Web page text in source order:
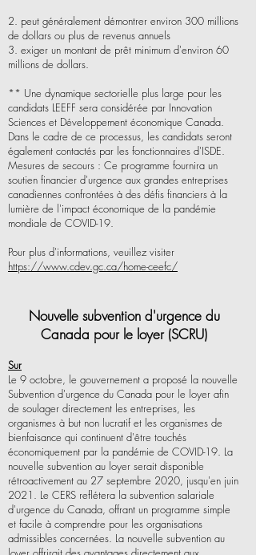
2. peut généralement démontrer environ 300 millions
de dollars ou plus de revenus annuels
3. exiger un montant de prêt minimum d'environ 60
millions de dollars.
** Une dynamique sectorielle plus large pour les
candidats LEEFF sera considérée par Innovation
Sciences et Développement économique Canada.
Dans le cadre de ce processus, les candidats seront
également contactés par les fonctionnaires d'ISDE.
Mesures de secours : Ce programme fournira un
soutien financier d'urgence aux grandes entreprises
canadiennes confrontées à des défis financiers à la
lumière de l'impact économique de la pandémie
mondiale de COVID-19.
Pour plus d'informations, veuillez visiter
https://www.cdev.gc.ca/home-ceefc/
Nouvelle subvention d'urgence du
Canada pour le loyer (SCRU)
Sur
Le 9 octobre, le gouvernement a proposé la nouvelle
Subvention d'urgence du Canada pour le loyer afin
de soulager directement les entreprises, les
organismes à but non lucratif et les organismes de
bienfaisance qui continuent d'être touchés
économiquement par la pandémie de COVID-19. La
nouvelle subvention au loyer serait disponible
rétroactivement au 27 septembre 2020, jusqu'en juin
2021. Le CERS reflétera la subvention salariale
d'urgence du Canada, offrant un programme simple
et facile à comprendre pour les organisations
admissibles concernées. La nouvelle subvention au